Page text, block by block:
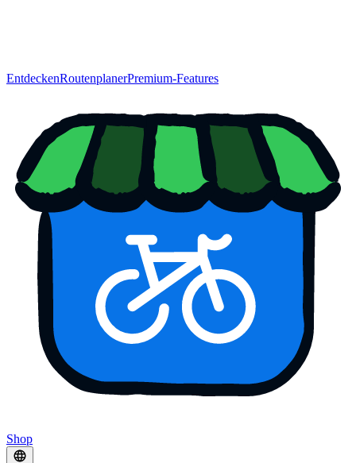
EntdeckenRoutenplanerPremium-Features
Shop